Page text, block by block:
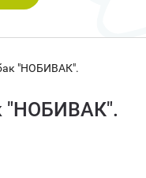
"НОБИВАК".
"НОБИВАК".